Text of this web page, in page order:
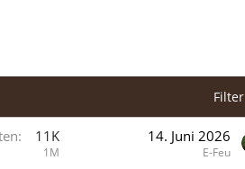
Filter
11K
1M
14. Juni 2026
E-Feu